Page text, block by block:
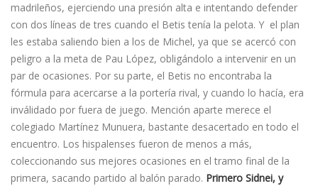
madrileños, ejerciendo una presión alta e intentando defender
con dos lí­neas de tres cuando el Betis tení­a la pelota. Y el plan
les estaba saliendo bien a los de Michel, ya que se acercó con
peligro a la meta de Pau López, obligándolo a intervenir en un
par de ocasiones. Por su parte, el Betis no encontraba la
fórmula para acercarse a la porterí­a rival, y cuando lo hací­a, era
inválidado por fuera de juego. Mención aparte merece el
colegiado Martí­nez Munuera, bastante desacertado en todo el
encuentro. Los hispalenses fueron de menos a más,
coleccionando sus mejores ocasiones en el tramo final de la
primera, sacando partido al balón parado. Primero Sidnei, y